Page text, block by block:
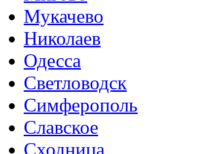
Мукачево
Николаев
Одесса
Светловодск
Симферополь
Славское
Сходница